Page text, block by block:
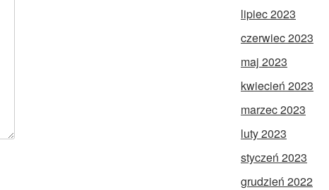
lipiec 2023
czerwiec 2023
maj 2023
kwiecień 2023
marzec 2023
luty 2023
styczeń 2023
grudzień 2022